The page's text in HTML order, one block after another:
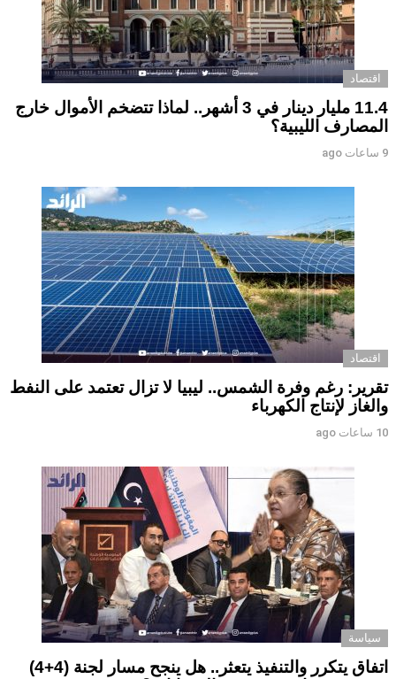
اقتصاد
11.4 مليار دينار في 3 أشهر.. لماذا تتضخم الأموال خارج
المصارف الليبية؟
9 ساعات ago
اقتصاد
تقرير: رغم وفرة الشمس.. ليبيا لا تزال تعتمد على النفط
والغاز لإنتاج الكهرباء
10 ساعات ago
سياسة
اتفاق يتكرر والتنفيذ يتعثر.. هل ينجح مسار لجنة (4+4)